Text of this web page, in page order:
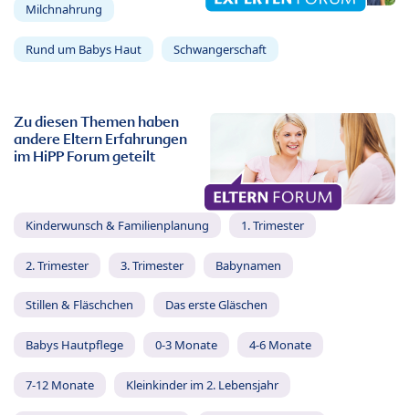
Milchnahrung
Rund um Babys Haut Schwangerschaft
Zu diesen Themen haben
andere Eltern Erfahrungen
im HiPP Forum geteilt
Kinderwunsch & Familienplanung 1. Trimester
2. Trimester 3. Trimester Babynamen
Stillen & Fläschchen Das erste Gläschen
Babys Hautpflege 0-3 Monate 4-6 Monate
7-12 Monate Kleinkinder im 2. Lebensjahr